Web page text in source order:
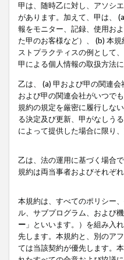
甲は、随時乙に対し、アソシ
があります。加えて、甲は、
報をモニター、記録、使用お
た甲のお客様など）、 (b) 本
ストプラクティスの例として
甲による個人情報の取扱方法に
乙は、 (a) 甲および甲の関連
および甲の関連会社がいつで
規約の規定を厳密に履行しな
る決定及び更新、甲がなしう
によって提供した場合に限り
乙は、法の運用に基づく場合
規約は両当事者およびそれぞ
本規約は、すべてのポリシー
ル、サブプログラム、および
ー 」といいます。）を組み入
先します。本規約と、別のア
ては当該契約が優先します。